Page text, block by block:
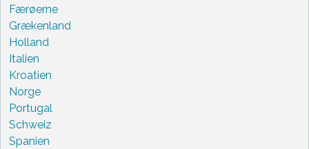
Færøerne
Grækenland
Holland
Italien
Kroatien
Norge
Portugal
Schweiz
Spanien